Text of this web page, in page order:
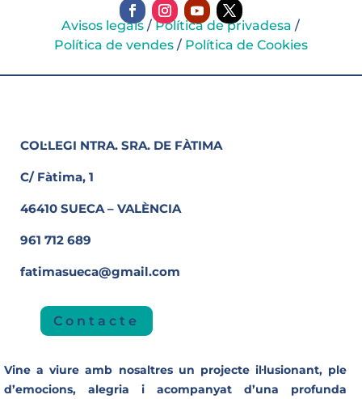
Avisos legals /Política de privadesa /
Política de vendes/ Política de Cookies
COL·LEGI NTRA. SRA. DE FÀTIMA
C/ Fàtima, 1
46410 SUECA – VALÈNCIA
961 712 689
fatimasueca@gmail.com
Contacte
Vine a viure amb nosaltres un projecte il·lusionant, ple
d’emocions, alegria i acompanyat d’una profunda